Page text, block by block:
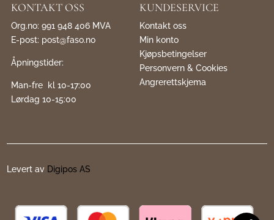
KONTAKT OSS
Org.no: 991 948 406 MVA
E-post: post@faso.no
Åpningstider:
Man-fre kl 10-17:00
Lørdag 10-15:00
KUNDESERVICE
Kontakt oss
Min konto
Kjøpsbetingelser
Personvern & Cookies
Angrerettskjema
Levert av Digipos AS